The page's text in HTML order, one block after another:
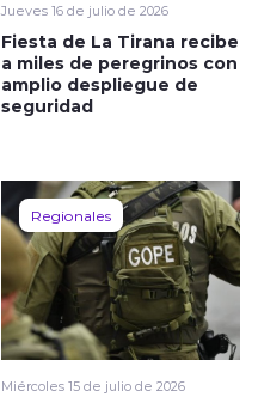
Jueves 16 de julio de 2026
Fiesta de La Tirana recibe
a miles de peregrinos con
amplio despliegue de
seguridad
Regionales
Miércoles 15 de julio de 2026